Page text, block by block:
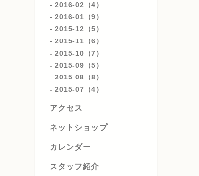
2016-02（4）
2016-01（9）
2015-12（5）
2015-11（6）
2015-10（7）
2015-09（5）
2015-08（8）
2015-07（4）
アクセス
ネットショップ
カレンダー
スタッフ紹介